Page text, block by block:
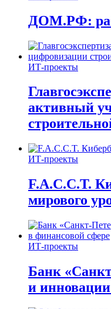
ДОМ.РФ:
ИТ-проекты
активный
ИТ-проекты
F.A.C.C.T.
мирового
ИТ-проекты
Банк
и